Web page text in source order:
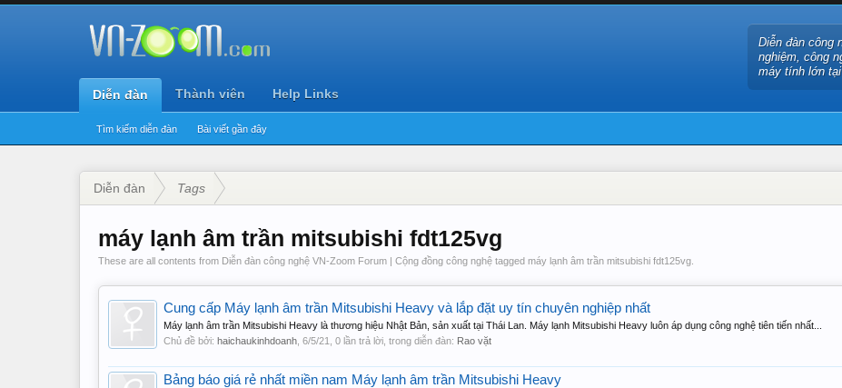
Diễn đàn công
nghiệm, công
máy tính lớn
Diễn đàn
Tìm kiếm diễn đàn Bài viết gần đây
Thành viên Help Links
Diễn đàn Tags
máy lạnh âm trần mitsubishi fdt125vg
These are all contents from Diễn đàn công nghệ VN-Zoom Forum | Cộng đồng công nghệ tagged máy lạnh âm trần mitsubishi fdt125vg.
Cung cấp Máy lạnh âm trần Mitsubishi Heavy và lắp đặt uy tín chuyên nghiệp nhất
Máy lạnh âm trần Mitsubishi Heavy là thương hiệu Nhật Bản, sản xuất tại Thái Lan. Máy lạnh Mitsubishi Heavy luôn áp dụng công nghệ tiên tiến nhất...
Chủ đề bởi: haichaukinhdoanh 6/5/21 , 0 lần trả lời, trong diễn đàn: Rao vặt
Bảng báo giá rẻ nhất miền nam Máy lạnh âm trần Mitsubishi Heavy